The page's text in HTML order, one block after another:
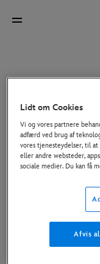
Lidt om Cookies
Vi og vores partnere
adfærd ved brug af
vores tjenesteydelser, til
eller andre websteder,
sociale medier. Du kan få
Afvis